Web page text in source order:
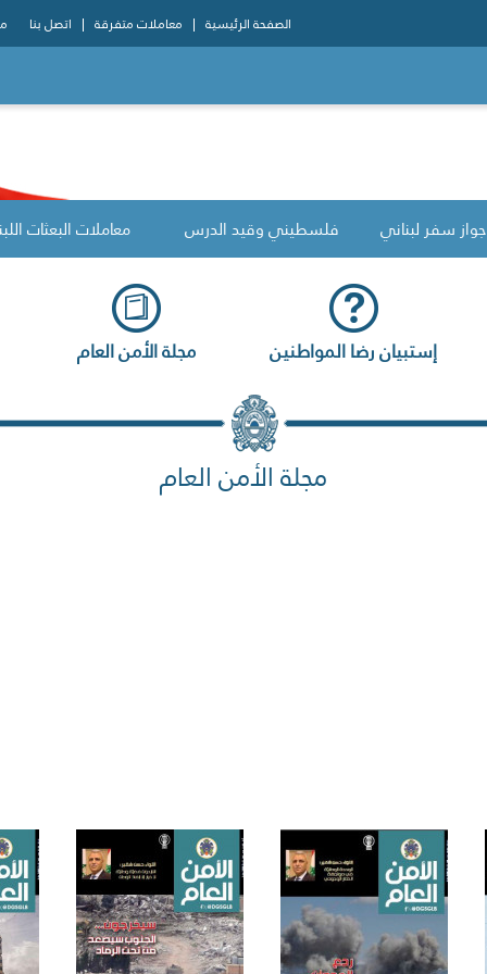
الصفحة الرئيسية معاملات متفرقة اتصل بنا
جواز سفر لبناني فلسطيني وقيد الدرس معاملات البعثات
إستبيان رضا المواطنين مجلة الأمن العام
مجلة الأمن العام